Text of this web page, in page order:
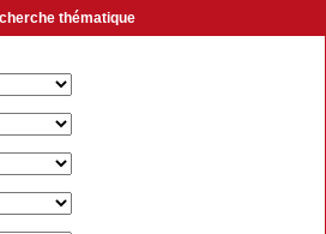
thématique